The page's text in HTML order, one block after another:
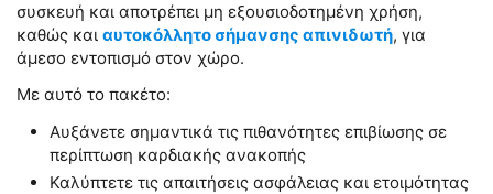
συσκευή και αποτρέπει μη εξουσιοδοτημένη χρήση,
καθώς και αυτοκόλλητο σήμανσης απινιδωτή, για
άμεσο εντοπισμό στον χώρο.
Με αυτό το πακέτο:
Αυξάνετε σημαντικά τις πιθανότητες επιβίωσης σε
περίπτωση καρδιακής ανακοπής
Καλύπτετε τις απαιτήσεις ασφάλειας και ετοιμότητας